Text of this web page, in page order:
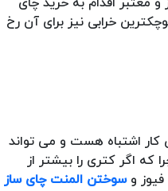
خرابی نیز برای آن رخ
کار اشتباه هست و می تواند
که اگر کتری را بیشتر از
وسوختن المنت چای ساز